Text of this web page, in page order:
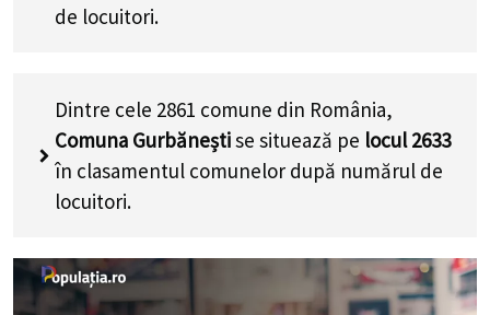
de locuitori.
Dintre cele 2861 comune din România,
Comuna Gurbăneștise situează pe locul 2633
în clasamentul comunelor după numărul de
locuitori.